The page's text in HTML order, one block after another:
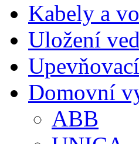
Kabely a
Uložení
Domovní
ABB